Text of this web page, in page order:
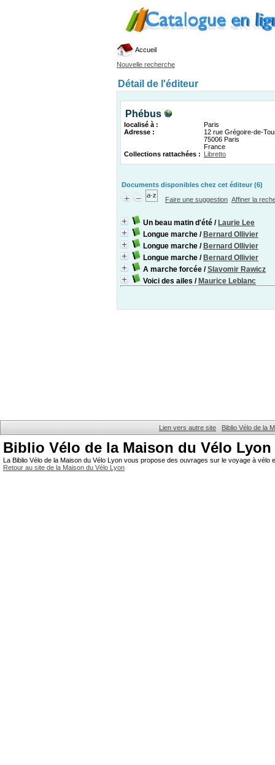
Accueil
Nouvelle recherche
Détail de l'éditeur
Phébus
localisé à :
Paris
Adresse :
12 rue Grégoire-de-
75006 Paris
France
Collections rattachées : Libretto
Documents disponibles chez cet éditeur (6)
Faire une suggestion Affiner la
Un beau matin d'été / Laurie Lee
Longue marche / Bernard Ollivier
Longue marche / Bernard Ollivier
Longue marche / Bernard Ollivier
A marche forcée /Slavomir Rawicz
Voici des ailes / Maurice Leblanc
Lien vers autre site Biblio Vélo de la
Biblio Vélo de la Maison du Vélo Lyon
La Biblio Vélo de la Maison du Vélo Lyon vous propose des ouvrages sur le voyage à
Retour au site de la Maison du Vélo Lyon